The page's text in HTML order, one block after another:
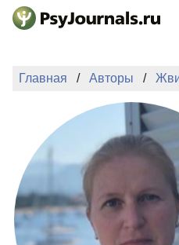
Перейти к основному
ПОДАТЬ
БАЗА
Регистрация
Главная Авторы